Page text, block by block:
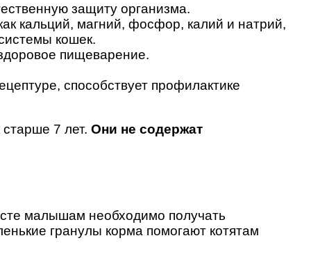
защиту организма.
кальций, магний, фосфор, калий и натрий,
кошек.
пищеварение.
способствует профилактике
7 лет. Они не содержат
малышам необходимо получать
гранулы корма помогают котятам